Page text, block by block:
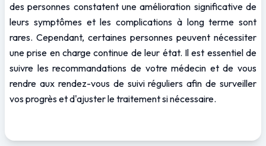
des personnes constatent une amélioration significative de
leurs symptômes et les complications à long terme sont
rares. Cependant, certaines personnes peuvent nécessiter
une prise en charge continue de leur état. Il est essentiel de
suivre les recommandations de votre médecin et de vous
rendre aux rendez-vous de suivi réguliers afin de surveiller
vos progrès et d'ajuster le traitement si nécessaire.